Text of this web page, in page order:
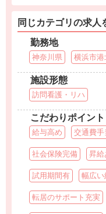
同じカテゴリの求人
勤務地
神奈川県 横浜市港
施設形態
訪問看護・リハ
こだわりポイント
給与高め 交通費手
社会保険完備 昇給
試用期間有 幅広い
転居のサポート充実